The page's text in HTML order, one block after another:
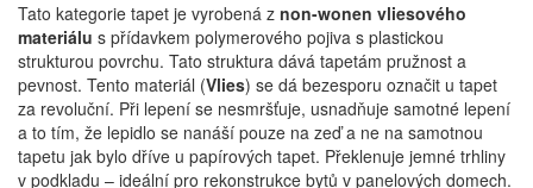
Tato kategorie tapet je vyrobená z non-wonen vliesového
materiálu s přídavkem polymerového pojiva s plastickou
strukturou povrchu. Tato struktura dává tapetám pružnost a
pevnost. Tento materiál (Vlies) se dá bezesporu označit u tapet
za revoluční. Při lepení se nesmršťuje, usnadňuje samotné lepení
a to tím, že lepidlo se nanáší pouze na zeď a ne na samotnou
tapetu jak bylo dříve u papírových tapet. Překlenuje jemné trhliny
v podkladu – ideální pro rekonstrukce bytů v panelových domech.